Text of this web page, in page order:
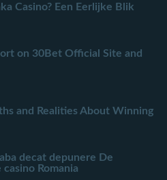
Casino? Een Eerlijke Blik
on 30Bet Official Site and
and Realities About Winning
decat depunere De
Romania